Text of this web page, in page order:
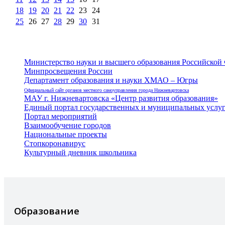
18
19 20 21 22 23
24
25
26 27 28 29 30 31
Министерство науки и высшего образования
Минпросвещения России
Департамент образования и науки ХМАО – Югры
Официальный сайт органов местного самоуправления города Нижневартовска
МАУ г. Нижневартовска «Центр развития образования»
Единый портал государственных и муниципальных услуг
Портал мероприятий
Взаимообучение городов
Национальные проекты
Стопкоронавирус
Культурный дневник школьника
Образование